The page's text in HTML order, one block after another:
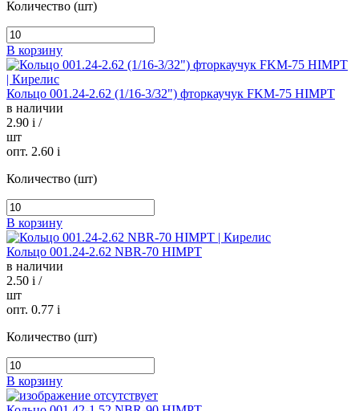
Количество (шт)
В корзину
Кольцо 001.24-2.62 (1/16-3/32") фторкаучук FKM-75 HIMPT
в наличии
2.90 i /
шт
опт. 2.60 i
Количество (шт)
В корзину
Кольцо 001.24-2.62 NBR-70 HIMPT
в наличии
2.50 i /
шт
опт. 0.77 i
Количество (шт)
В корзину